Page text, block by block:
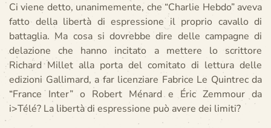
Ci viene detto, unanimemente, che “Charlie Hebdo” aveva
fatto della libertà di espressione il proprio cavallo di
battaglia. Ma cosa si dovrebbe dire delle campagne di
delazione che hanno incitato a mettere lo scrittore
Richard Millet alla porta del comitato di lettura delle
edizioni Gallimard, a far licenziare Fabrice Le Quintrec da
“France Inter” o Robert Ménard e Éric Zemmour da
i>Télé? La libertà di espressione può avere dei limiti?